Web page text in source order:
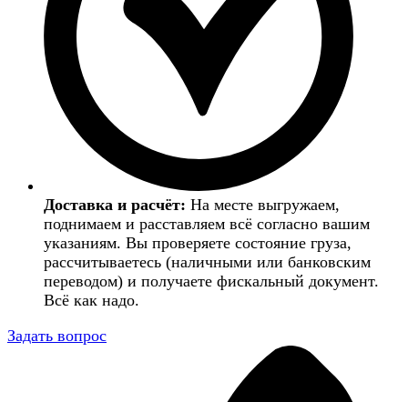
Доставка и расчёт: На месте выгружаем,
поднимаем и расставляем всё согласно вашим
указаниям. Вы проверяете состояние груза,
рассчитываетесь (наличными или банковским
переводом) и получаете фискальный документ.
Всё как надо.
Задать вопрос